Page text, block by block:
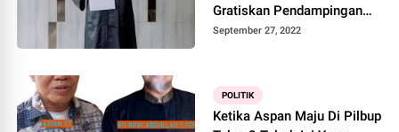
Gratiskan Pendampingan
Hukum Untuk Warga Tak
September 27, 2022
POLITIK
Ketika Aspan Maju Di Pilbup